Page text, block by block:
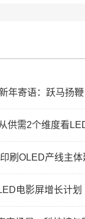
年寄语：跃马扬
供需2个维度看
刷OLED产线主
电影屏增长计划